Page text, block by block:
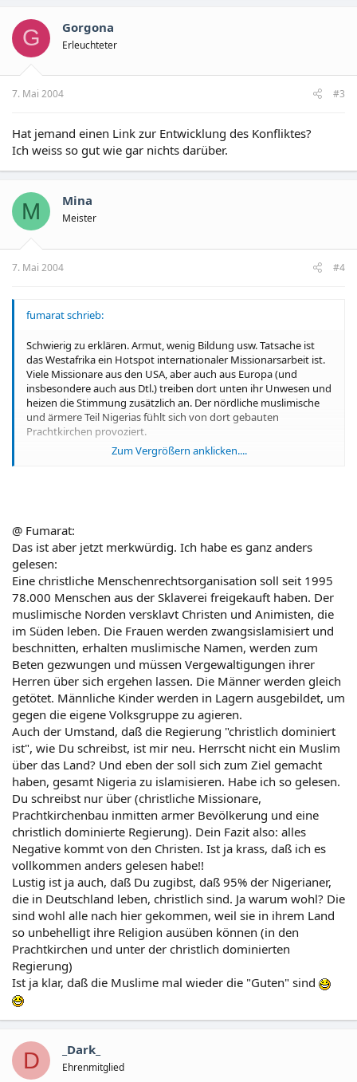
G Gorgona
Erleuchteter
7. Mai 2004 #3
Hat jemand einen Link zur Entwicklung des Konfliktes?
Ich weiss so gut wie gar nichts darüber.
M Mina
Meister
7. Mai 2004 #4
fumarat schrieb:
Schwierig zu erklären. Armut, wenig Bildung usw. Tatsache ist
das Westafrika ein Hotspot internationaler Missionarsarbeit ist.
Viele Missionare aus den USA, aber auch aus Europa (und
insbesondere auch aus Dtl.) treiben dort unten ihr Unwesen und
heizen die Stimmung zusätzlich an. Der nördliche muslimische
und ärmere Teil Nigerias fühlt sich von dort gebauten
Prachtkirchen provoziert.
An der Elfenbeinküste steht soviel ich weiss die größte Kirche der
Hinzu kommt die christlich dominierte Regierung und Militär,
obwohl Glaubensverteilung ca. 50:50. Interessant auch dass 95%
der in Deutschland lebenden Nigerianer Christen sind.
Dazu kommen noch Streitigkeiten um Land und Öl.
Grüße fumarat
Zum Vergrößern anklicken....
@ Fumarat:
Das ist aber jetzt merkwürdig. Ich habe es ganz anders
gelesen:
Eine christliche Menschenrechtsorganisation soll seit 1995
78.000 Menschen aus der Sklaverei freigekauft haben. Der
muslimische Norden versklavt Christen und Animisten, die
im Süden leben. Die Frauen werden zwangsislamisiert und
beschnitten, erhalten muslimische Namen, werden zum
Beten gezwungen und müssen Vergewaltigungen ihrer
Herren über sich ergehen lassen. Die Männer werden gleich
getötet. Männliche Kinder werden in Lagern ausgebildet, um
gegen die eigene Volksgruppe zu agieren.
Auch der Umstand, daß die Regierung "christlich dominiert
ist", wie Du schreibst, ist mir neu. Herrscht nicht ein Muslim
über das Land? Und eben der soll sich zum Ziel gemacht
haben, gesamt Nigeria zu islamisieren. Habe ich so gelesen.
Du schreibst nur über (christliche Missionare,
Prachtkirchenbau inmitten armer Bevölkerung und eine
christlich dominierte Regierung). Dein Fazit also: alles
Negative kommt von den Christen. Ist ja krass, daß ich es
vollkommen anders gelesen habe!!
Lustig ist ja auch, daß Du zugibst, daß 95% der Nigerianer,
die in Deutschland leben, christlich sind. Ja warum wohl? Die
sind wohl alle nach hier gekommen, weil sie in ihrem Land
so unbehelligt ihre Religion ausüben können (in den
Prachtkirchen und unter der christlich dominierten
Regierung)
Ist ja klar, daß die Muslime mal wieder die "Guten" sind
D _Dark_
Ehrenmitglied